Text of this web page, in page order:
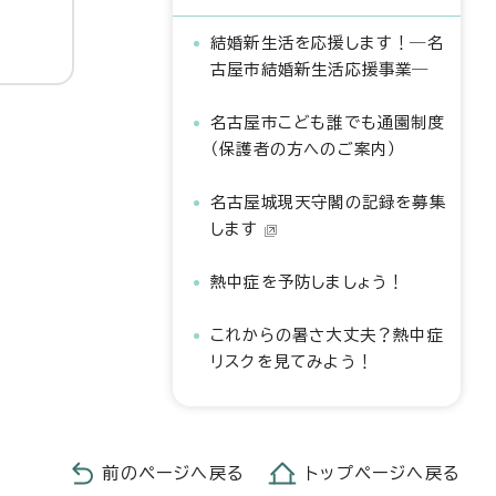
結婚新生活を応援します！―名
古屋市結婚新生活応援事業―
名古屋市こども誰でも通園制度
（保護者の方へのご案内）
名古屋城現天守閣の記録を募集
します
熱中症を予防しましょう！
これからの暑さ大丈夫？熱中症
リスクを見てみよう！
前のページへ戻る トップページへ戻る